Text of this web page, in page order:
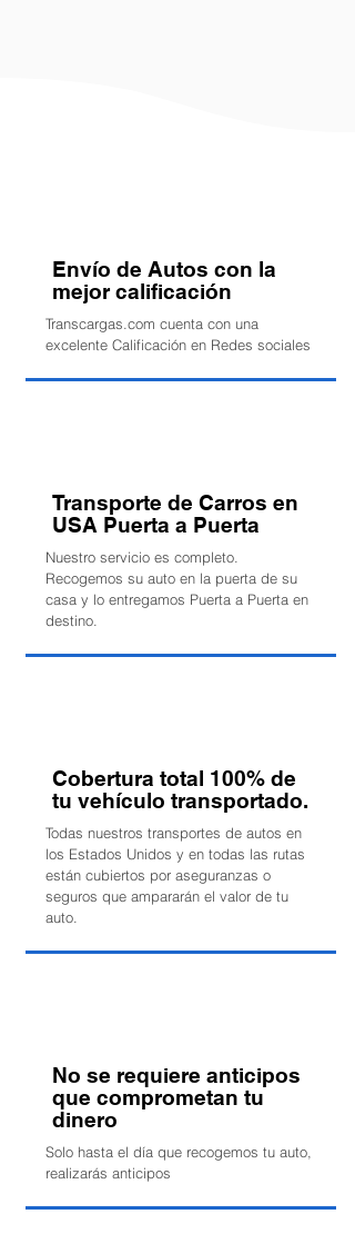
Envío de Autos con la
mejor calificación
Transcargas.com cuenta con una
excelente Calificación en Redes sociales
Transporte de Carros en
USA Puerta a Puerta
Nuestro servicio es completo.
Recogemos su auto en la puerta de su
casa y lo entregamos Puerta a Puerta en
destino.
Cobertura total 100% de
tu vehículo transportado.
Todas nuestros transportes de autos en
los Estados Unidos y en todas las rutas
están cubiertos por aseguranzas o
seguros que ampararán el valor de tu
auto.
No se requiere anticipos
que comprometan tu
dinero
Solo hasta el día que recogemos tu auto,
realizarás anticipos